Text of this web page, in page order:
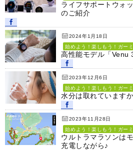
ライフサポートウォ
のご紹介
2024年1月18日
始めよう！楽しもう！ガー
高性能モデル「Venu
2023年12月6日
始めよう！楽しもう！ガー
水分は取れています
2023年11月28日
始めよう！楽しもう！ガー
ウルトラマラソンは
充電しながら♪